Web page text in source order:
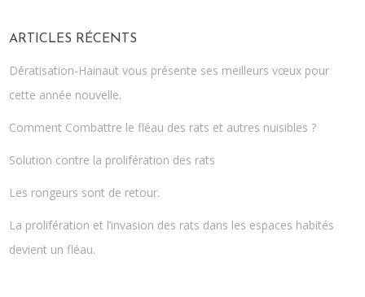
ARTICLES RÉCENTS
Dératisation-Hainaut vous présente ses meilleurs vœux pour
cette année nouvelle.
Comment Combattre le fléau des rats et autres nuisibles ?
Solution contre la prolifération des rats
Les rongeurs sont de retour.
La prolifération et l’invasion des rats dans les espaces habités
devient un fléau.